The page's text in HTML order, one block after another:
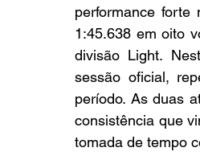
performance
1:45.638 em oito
divisão Light.
sessão oficial,
período. As duas
consistência que
tomada de tempo